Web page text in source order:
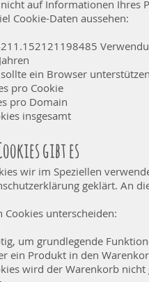
auf Informationen Ihres
Cookie-Daten aussehen:
ein Browser
pro Cookie
pro Domain
insgesamt
gibt es
wir im Speziellen
geklärt. An
unterscheiden:
um grundlegende
ein Produkt in den
wird der Warenkorb